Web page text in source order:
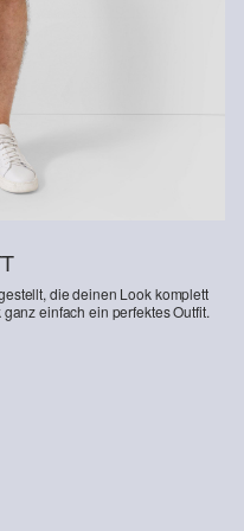
Hilfe & FAQ
anmelden.
die deinen Look komplett
einfach ein perfektes Outfit.